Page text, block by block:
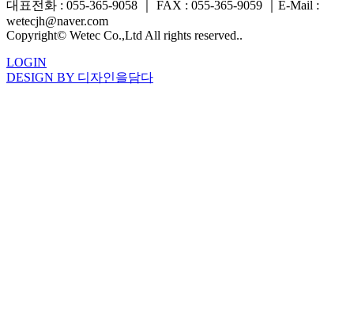
대표전화 : 055-365-9058 FAX : 055-365-9059
E-Mail :
wetecjh@naver.com
Copyright© Wetec Co.,Ltd All rights reserved..
LOGIN
DESIGN BY 디자인을담다